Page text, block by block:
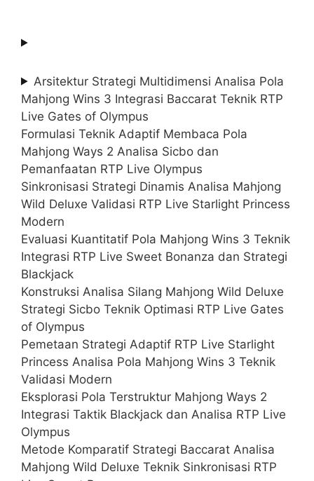
Arsitektur Strategi Multidimensi Analisa Pola
Mahjong Wins 3 Integrasi Baccarat Teknik RTP
Live Gates of Olympus
Formulasi Teknik Adaptif Membaca Pola
Mahjong Ways 2 Analisa Sicbo dan
Pemanfaatan RTP Live Olympus
Sinkronisasi Strategi Dinamis Analisa Mahjong
Wild Deluxe Validasi RTP Live Starlight Princess
Modern
Evaluasi Kuantitatif Pola Mahjong Wins 3 Teknik
Integrasi RTP Live Sweet Bonanza dan Strategi
Blackjack
Konstruksi Analisa Silang Mahjong Wild Deluxe
Strategi Sicbo Teknik Optimasi RTP Live Gates
of Olympus
Pemetaan Strategi Adaptif RTP Live Starlight
Princess Analisa Pola Mahjong Wins 3 Teknik
Validasi Modern
Eksplorasi Pola Terstruktur Mahjong Ways 2
Integrasi Taktik Blackjack dan Analisa RTP Live
Olympus
Metode Komparatif Strategi Baccarat Analisa
Mahjong Wild Deluxe Teknik Sinkronisasi RTP